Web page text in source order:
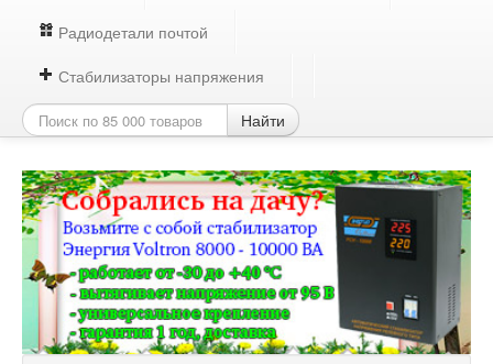
Радиодетали почтой
Стабилизаторы напряжения
Найти